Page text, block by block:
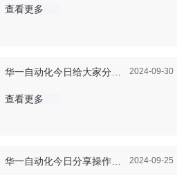
应该如何确保微型减速电机
查看更多
2024-09-30
华一自动化今日给大家分享
一下台湾赛福 SKD 间歇分
查看更多
2024-09-25
华一自动化今日分享操作隆